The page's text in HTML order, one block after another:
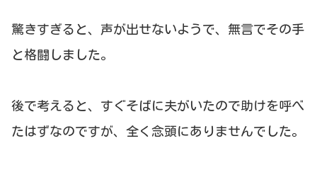
驚きすぎると、声が出せないようで、無言でその手
と格闘しました。
後で考えると、すぐそばに夫がいたので助けを呼べ
たはずなのですが、全く念頭にありませんでした。